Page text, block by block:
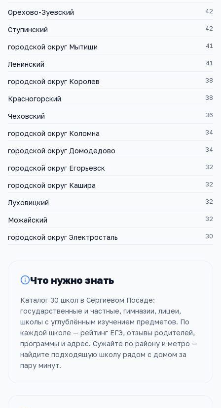
Орехово-Зуевский 42
Ступинский 42
городской округ Мытищи 41
Ленинский 41
городской округ Королев 38
Красногорский 38
Чеховский 36
городской округ Коломна 34
городской округ Домодедово 34
городской округ Егорьевск 32
городской округ Кашира 32
Луховицкий 32
Можайский 32
городской округ Электросталь 30
Что нужно знать
Каталог 30 школ в Сергиевом Посаде:
государственные и частные, гимназии, лицеи,
школы с углублённым изучением предметов. По
каждой школе — рейтинг ЕГЭ, отзывы родителей,
программы и адрес. Сужайте по району и метро —
найдите подходящую школу рядом с домом за
пару минут.